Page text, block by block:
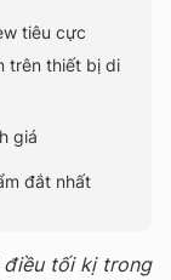
tiêu cực
trên thiết bị di
giá
đắt nhất
tối kị trong